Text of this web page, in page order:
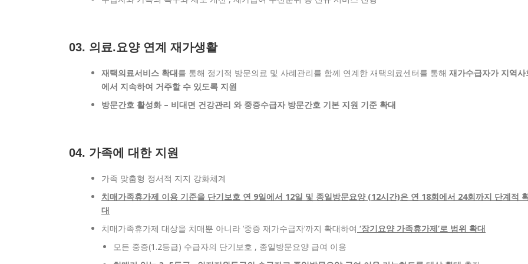
03. 의료.요양 연계 재가생활
재택의료서비스 확대를 통해 정기적 방문의료 및 사례관리를 함께 연계한 재택의료센터를 통해 재가수급자가 지역사
에서 지속하여 거주할 수 있도록 지원
방문간호 활성화 – 비대면 건강관리 와 중증수급자 방문간호 기본 지원 기준 확대
04. 가족에 대한 지원
가족 맞춤형 정서적 지지 강화체계
치매가족휴가제 이용 기준을 단기보호 연 9일에서 12일 및 종일방문요양 (12시간)은 연 18회에서 24회까지 단계적
대
치매가족휴가제 대상을 치매뿐 아니라 ‘중증 재가수급자’까지 확대하여 ‘장기요양 가족휴가제’로 범위 확대
모든 중증(1.2등급) 수급자의 단기보호 , 종일방문요양 급여 이용